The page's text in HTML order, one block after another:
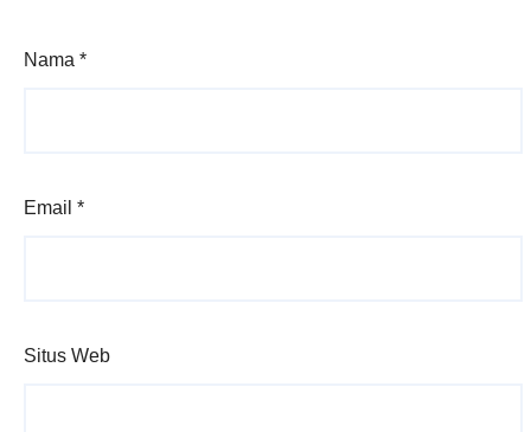
Nama *
Email *
Situs Web